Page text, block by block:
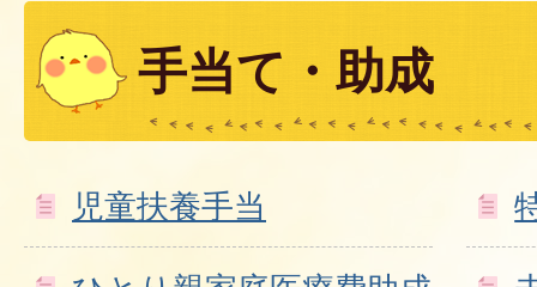
手当て・助成
児童扶養手当